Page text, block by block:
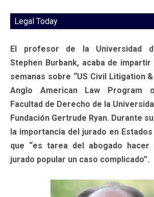
Legal Today
El profesor de la Universidad
Stephen Burbank, acaba de
semanas sobre “US Civil Litigation
Anglo American Law Program
Facultad de Derecho de la
Fundación Gertrude Ryan. Durante
la importancia del jurado en
que “es tarea del abogado hacer
jurado popular un caso complicado”.